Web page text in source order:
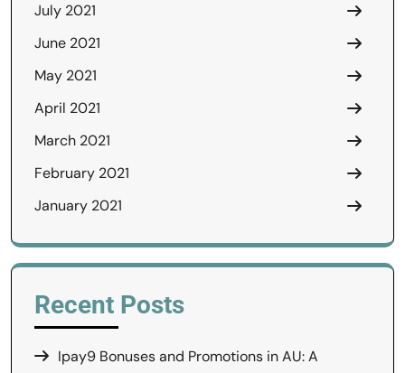
July 2021
June 2021
May 2021
April 2021
March 2021
February 2021
January 2021
Recent Posts
Ipay9 Bonuses and Promotions in AU: A